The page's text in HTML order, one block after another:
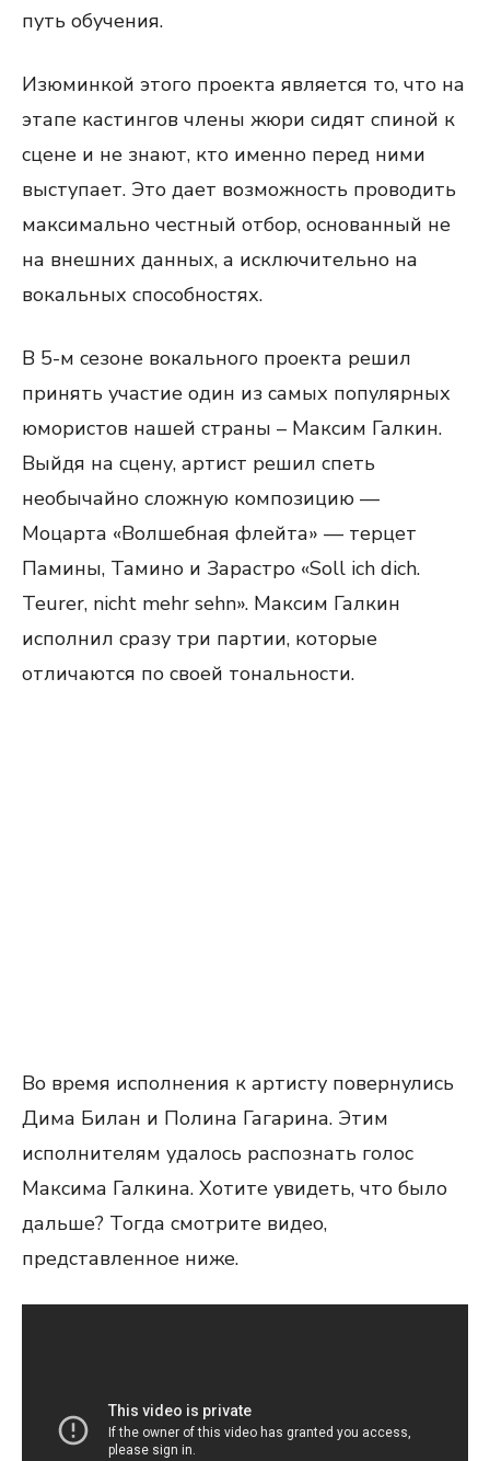
путь обучения.
Изюминкой этого проекта является то, что на
этапе кастингов члены жюри сидят спиной к
сцене и не знают, кто именно перед ними
выступает. Это дает возможность проводить
максимально честный отбор, основанный не
на внешних данных, а исключительно на
вокальных способностях.
В 5-м сезоне вокального проекта решил
принять участие один из самых популярных
юмористов нашей страны – Максим Галкин.
Выйдя на сцену, артист решил спеть
необычайно сложную композицию —
Моцарта «Волшебная флейта» — терцет
Памины, Тамино и Зарастро «Soll ich dich.
Teurer, nicht mehr sehn». Максим Галкин
исполнил сразу три партии, которые
отличаются по своей тональности.
Во время исполнения к артисту повернулись
Дима Билан и Полина Гагарина. Этим
исполнителям удалось распознать голос
Максима Галкина. Хотите увидеть, что было
дальше? Тогда смотрите видео,
представленное ниже.